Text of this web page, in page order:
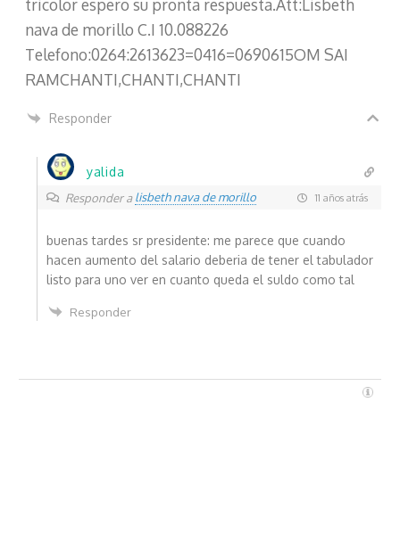
tricolor espero su pronta respuesta.Att:Lisbeth
nava de morillo C.I 10.088226
Telefono:0264:2613623=0416=0690615OM SAI
RAMCHANTI,CHANTI,CHANTI
Responder
yalida
Responder alisbeth nava de morillo 11 años atrás
buenas tardes sr presidente: me parece que cuando
hacen aumento del salario deberia de tener el tabulador
listo para uno ver en cuanto queda el suldo como tal
Responder